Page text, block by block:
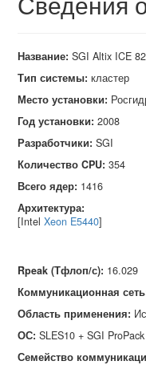
Название: SGI Altix ICE
Тип системы: кластер
Место установки:
Год установки: 2008
Разработчики: SGI
Количество CPU: 354
Всего ядер: 1416
Архитектура:
[Intel Xeon E5440]
Rpeak (Тфлоп/с): 16.029
Коммуникационная сеть
Область применения:
ОС: SLES10 + SGI
Семейство